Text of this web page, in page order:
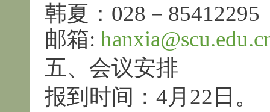
韩夏：028－
邮箱:
五、会议安排
报到时间：4月22日。